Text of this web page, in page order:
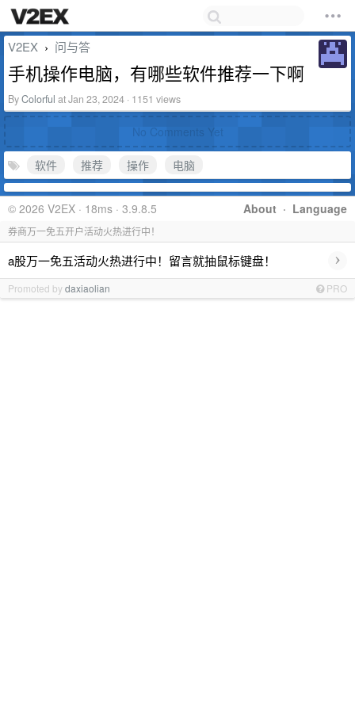
V2EX › 问与答
手机操作电脑，有哪些软件推荐一下啊
ByColorful at Jan 23, 2024 · 1151 views
No Comments Yet
软件 推荐 操作 电脑
About · Language
© 2026 V2EX · 18ms · 3.9.8.5
券商万一免五开户活动火热进行中！
a股万一免五活动火热进行中！留言就抽鼠标键盘！ ›
Promoted bydaxiaolian PRO